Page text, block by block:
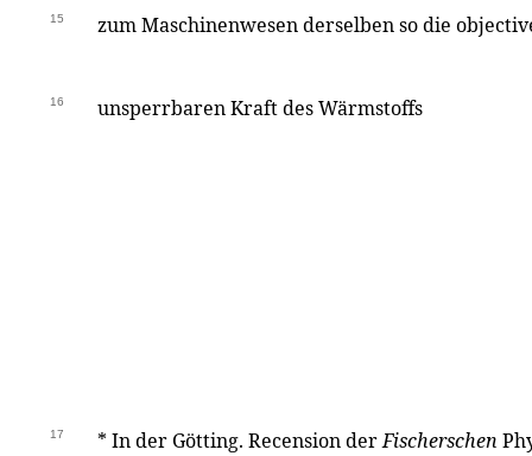
15 zum Maschinenwesen derselben so die
16 unsperrbaren Kraft des Wärmstoffs
17 * In der Götting. Recension derFischerschen